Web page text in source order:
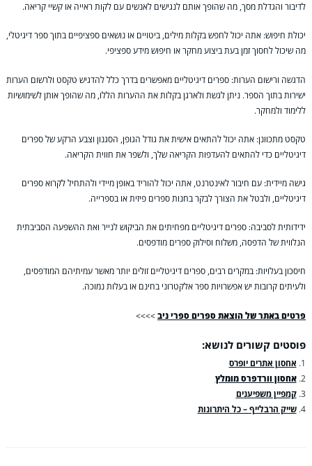
לדיבור והגדלת מסך, מה שהופך אותם לנגישים לאנשים עם לקות ראייה או קשיי קריאה.
יכולת חיפוש: אתה יכול לחפש בקלות מילים, ביטויים או נושאים ספציפיים בתוך ספר דיגיטלי,
מה שיכול לחסוך זמן בעת ביצוע מחקר או חיפוש מידע ספציפי.
הדגשה ורישום הערות: ספרים דיגיטליים מאפשרים בדרך כלל להדגיש טקסט ולרשום הערות
ישירות בתוך הספר. ניתן לגשת ולארגן בקלות את ההערות הללו, מה שהופך אותן לשימושיות
ללימוד ולמחקר.
טקסט מתכוונן: אתה יכול להתאים אישית את גודל הגופן, הסגנון וצבע הרקע של ספרים
דיגיטליים כדי להתאים להעדפות הקריאה שלך, ולשפר את חווית הקריאה.
גישה מיידית: עם חיבור לאינטרנט, אתה יכול להוריד באופן מיידי ולהתחיל לקרוא ספרים
דיגיטליים, ולבטל את הצורך לבקר בחנות ספרים פיזית או בספרייה.
ידידותית לסביבה: ספרים דיגיטליים מפחיתים את הביקוש לנייר ואת ההשפעה הסביבתית
הנלווית של הדפסה, משלוח וסילוק ספרים מודפסים.
חיסכון בעלויות: במקרים רבים, ספרים דיגיטליים זולים יותר מאשר עמיתיהם המודפסים,
ולעיתים קרובות יש אפשרויות ספר אלקטרוני בחינם או בעלות נמוכה.
פרטים באתר של הוצאת ספרים ספרי ניב>>>>
פוסטים קשורים לנושא:
אחסון אתרים יופרס
אחסון וורדפרס מומלץ
קמפיין משפיענים
שייק הרבלייף – כל היתרונות